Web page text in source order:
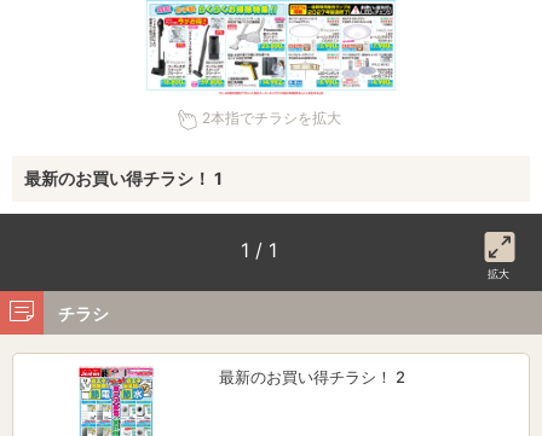
2本指でチラシを拡大
最新のお買い得チラシ！ 1
1 / 1
拡大
チラシ
最新のお買い得チラシ！ 2